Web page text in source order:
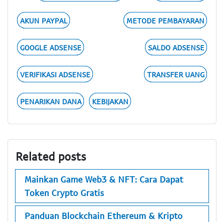
AKUN PAYPAL METODE PEMBAYARAN
GOOGLE ADSENSE SALDO ADSENSE
VERIFIKASI ADSENSE TRANSFER UANG
PENARIKAN DANA KEBIJAKAN
Related posts
Mainkan Game Web3 & NFT: Cara Dapat
Token Crypto Gratis
Panduan Blockchain Ethereum & Kripto